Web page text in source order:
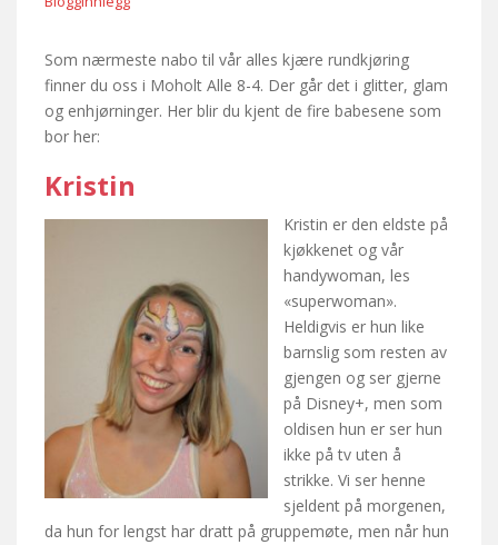
Som nærmeste nabo til vår alles kjære rundkjøring
finner du oss i Moholt Alle 8-4. Der går det i glitter, glam
og enhjørninger. Her blir du kjent de fire babesene som
bor her:
Kristin
Kristin er den eldste på
kjøkkenet og vår
handywoman, les
«superwoman».
Heldigvis er hun like
barnslig som resten av
gjengen og ser gjerne
på Disney+, men som
oldisen hun er ser hun
ikke på tv uten å
strikke. Vi ser henne
sjeldent på morgenen,
da hun for lengst har dratt på gruppemøte, men når hun